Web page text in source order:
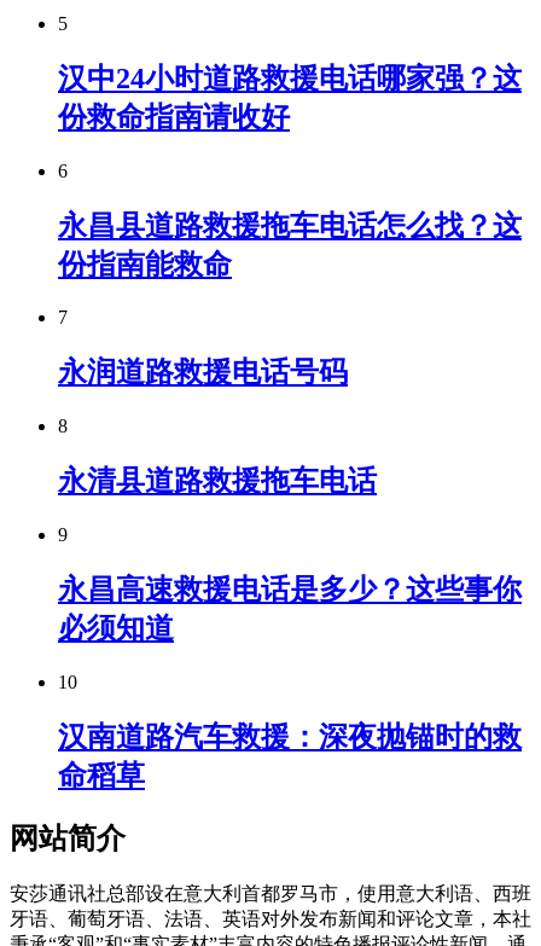
5
汉中24小时道路救援电话哪家强？这
份救命指南请收好
6
永昌县道路救援拖车电话怎么找？这
份指南能救命
7
永润道路救援电话号码
8
永清县道路救援拖车电话
9
永昌高速救援电话是多少？这些事你
必须知道
10
汉南道路汽车救援：深夜抛锚时的救
命稻草
网站简介
安莎通讯社总部设在意大利首都罗马市，使用意大利语、西班
牙语、葡萄牙语、法语、英语对外发布新闻和评论文章，本社